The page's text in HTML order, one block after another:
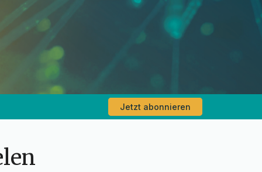
Jetzt abonnieren